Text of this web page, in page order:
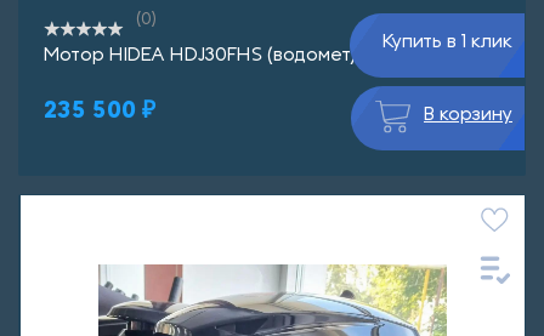
(0)
Мотор HIDEA HDJ30FHS (водомет)
235 500 ₽
Купить в 1 клик
В корзину